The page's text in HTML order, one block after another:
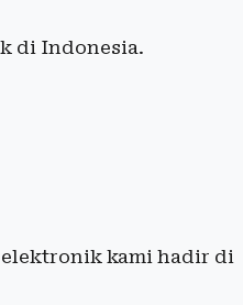
di Indonesia.
kami hadir di